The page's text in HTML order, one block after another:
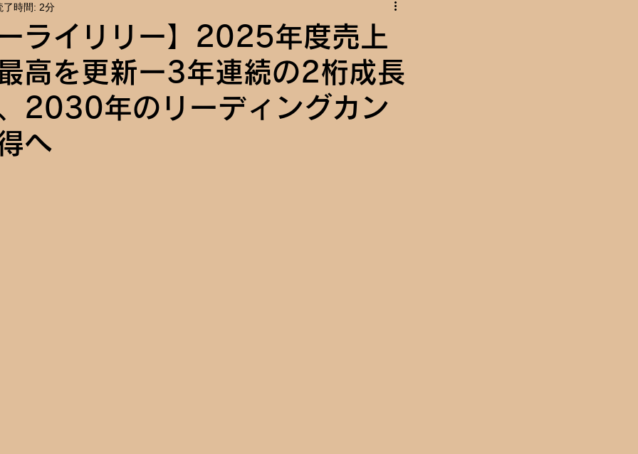
イベント告知
ーライリリー】2025年度売上
高を更新ー3年連続の2桁成長
2030年のリーディングカン
へ
了時間: 2分